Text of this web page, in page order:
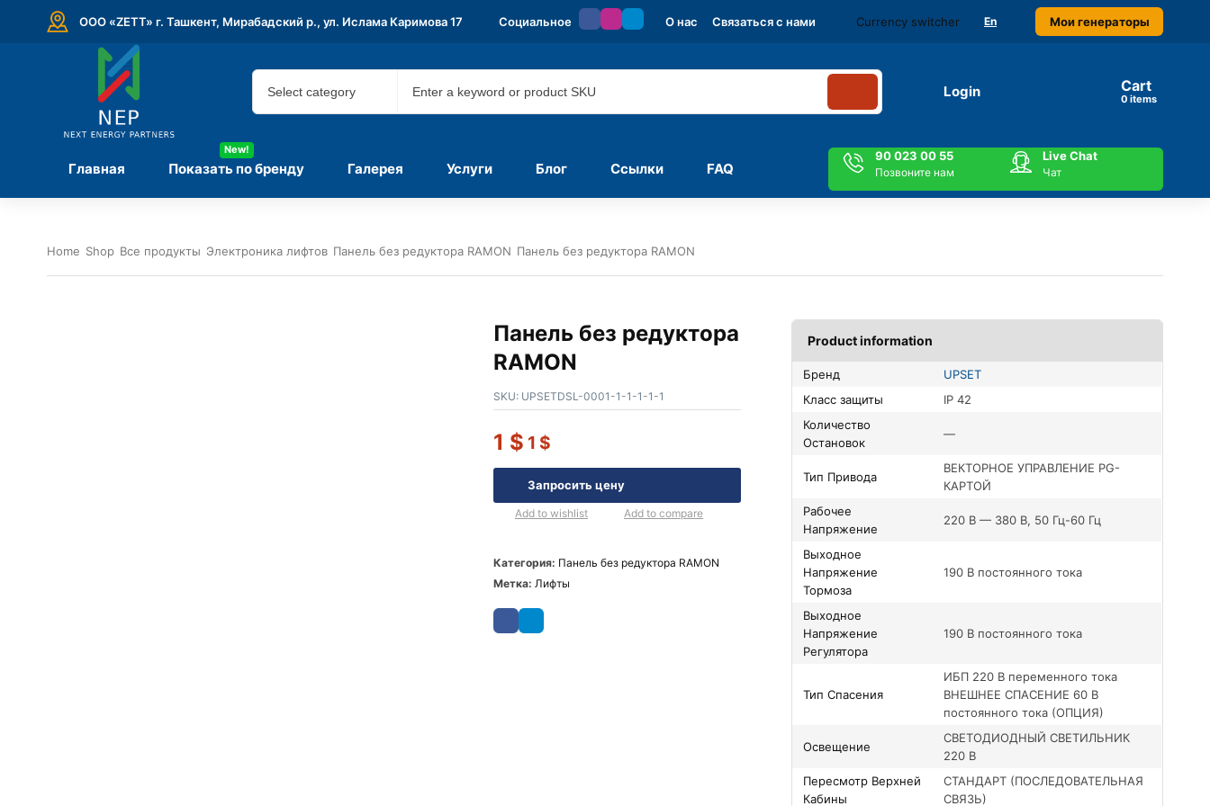
ООО «ZETT» г. Ташкент, Мирабадский р., ул. Ислама Каримова 17 Социальное О нас Связаться с нами Currency switcher En Мои генераторы
Login Cart
items
Главная Показать по бренду
New!
Галерея Услуги Блог Ссылки FAQ
90 023 00 55
Позвоните нам
Live Chat
Чат
Home Shop Все продукты Электроника лифтов Панель без редуктора RAMON Панель без редуктора RAMON
Панель без редуктора
RAMON
SKU: UPSETDSL-0001-1-1-1-1-1
1 $ 1 $
Запросить цену
Add to wishlist Add to compare
Категория: Панель без редуктора RAMON
Метка: Лифты
Product information
Бренд
UPSET
Класс защиты
IP 42
Количество
Остановок
—
Тип Привода
ВЕКТОРНОЕ УПРАВЛЕНИЕ PG-
КАРТОЙ
Рабочее
Напряжение
220 В — 380 В, 50 Гц-60 Гц
Выходное
Напряжение
Тормоза
190 В постоянного тока
Выходное
Напряжение
Регулятора
190 В постоянного тока
Тип Спасения
ИБП 220 В переменного тока
ВНЕШНЕЕ СПАСЕНИЕ 60 В
постоянного тока (ОПЦИЯ)
Освещение
СВЕТОДИОДНЫЙ СВЕТИЛЬНИК
220 В
Пересмотр Верхней
Кабины
СТАНДАРТ (ПОСЛЕДОВАТЕЛЬНАЯ
СВЯЗЬ)